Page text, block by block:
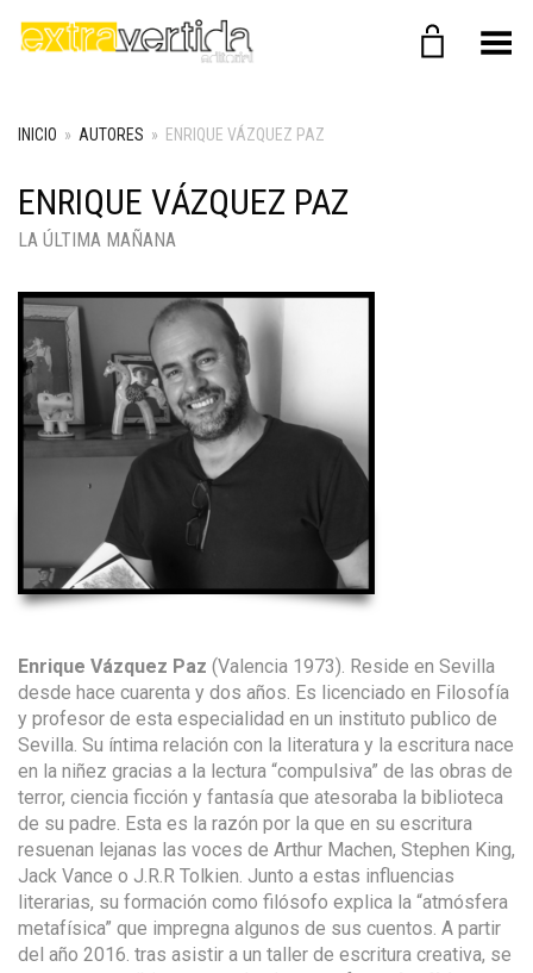
Menú
INICIO » AUTORES » ENRIQUE VÁZQUEZ PAZ
ENRIQUE VÁZQUEZ PAZ
LA ÚLTIMA MAÑANA
Enrique Vázquez Paz (Valencia 1973). Reside en Sevilla
desde hace cuarenta y dos años. Es licenciado en Filosofía
y profesor de esta especialidad en un instituto publico de
Sevilla. Su íntima relación con la literatura y la escritura nace
en la niñez gracias a la lectura “compulsiva” de las obras de
terror, ciencia ficción y fantasía que atesoraba la biblioteca
de su padre. Esta es la razón por la que en su escritura
resuenan lejanas las voces de Arthur Machen, Stephen King,
Jack Vance o J.R.R Tolkien. Junto a estas influencias
literarias, su formación como filósofo explica la “atmósfera
metafísica” que impregna algunos de sus cuentos. A partir
del año 2016. tras asistir a un taller de escritura creativa, se